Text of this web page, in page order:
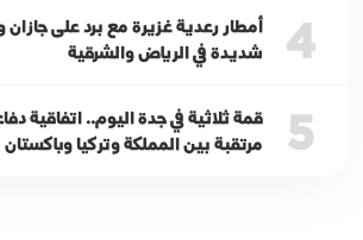
4
أمطار رعدية غزيرة مع برد على جازان
شديدة في الرياض والشرقية
5
قمة ثلاثية في جدة اليوم.. اتفاقية
مرتقبة بين المملكة وتركيا وباكستان